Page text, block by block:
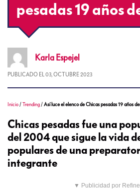
pesadas 19 años
Karla Espejel
PUBLICADO EL 03, OCTUBRE 2023
Inicio /Trending /Así luce el elenco de Chicas pesadas 19 años
Chicas pesadas fue una
del 2004 que sigue la vida
populares de una
integrante
▼ Publicidad por